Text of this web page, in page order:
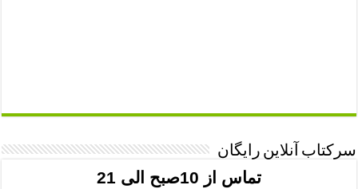
سرکتاب آنلاین رایگان
تماس از 10صبح الی 21